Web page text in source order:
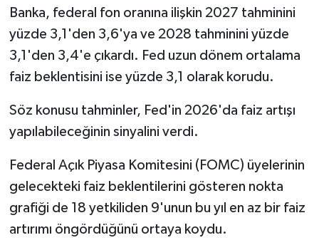
Banka, federal fon oranına ilişkin 2027 tahminini
yüzde 3,1'den 3,6'ya ve 2028 tahminini yüzde
3,1'den 3,4'e çıkardı. Fed uzun dönem ortalama
faiz beklentisini ise yüzde 3,1 olarak korudu.
Söz konusu tahminler, Fed'in 2026'da faiz artışı
yapılabileceğinin sinyalini verdi.
Federal Açık Piyasa Komitesini (FOMC) üyelerinin
gelecekteki faiz beklentilerini gösteren nokta
grafiği de 18 yetkiliden 9'unun bu yıl en az bir faiz
artırımı öngördüğünü ortaya koydu.